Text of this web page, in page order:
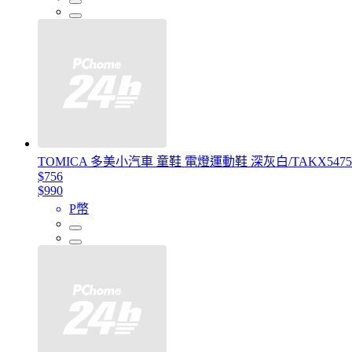
TOMICA 多美小汽車 童鞋 電燈運動鞋 深灰白/
$756
$990
P幣